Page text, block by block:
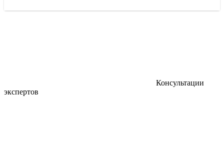
Консультации
экспертов